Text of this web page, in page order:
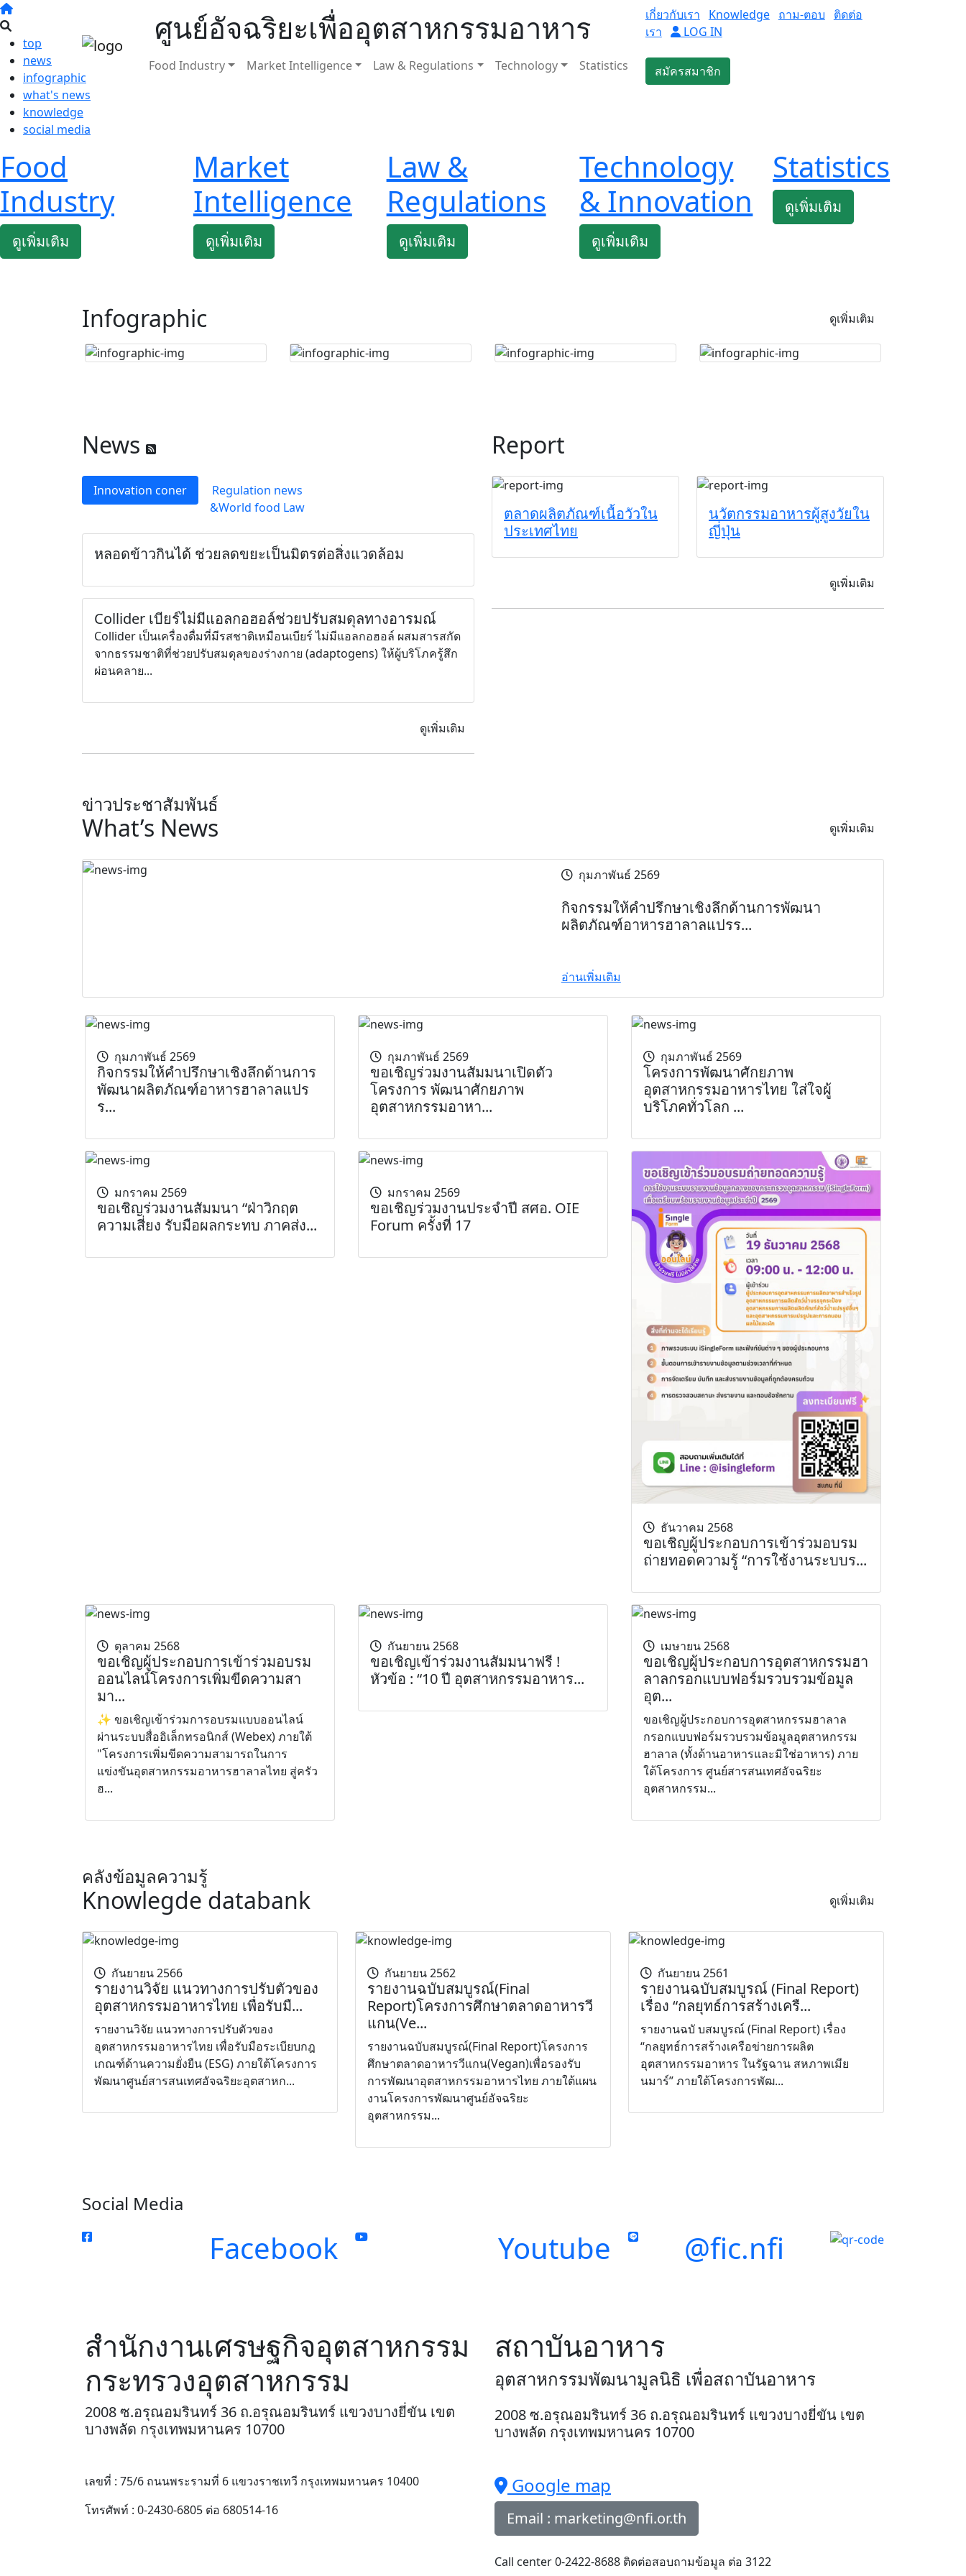
top
news
infographic
what's news
knowledge
social media
ศูนย์อัจฉริยะเพื่ออุตสาหกรรมอาหาร
Food Industry Market Intelligence Law & Regulations Technology Statistics
เกี่ยวกับเรา Knowledge ถาม-ตอบ
ติดต่อ
เรา
LOG IN
สมัครสมาชิก
Food
Industry
ดูเพิ่มเติม
Market
Intelligence
ดูเพิ่มเติม
Law &
Regulations
ดูเพิ่มเติม
Technology
& Innovation
ดูเพิ่มเติม
Statistics
ดูเพิ่มเติม
Infographic ดูเพิ่มเติม
News
Innovation coner
Regulation news
&World food Law
หลอดข้าวกินได้ ช่วยลดขยะเป็นมิตรต่อสิ่งแวดล้อม
Collider เบียร์ไม่มีแอลกอฮอล์ช่วยปรับสมดุลทางอารมณ์
Collider เป็นเครื่องดื่มที่มีรสชาติเหมือนเบียร์ ไม่มีแอลกอฮอล์ ผสมสารสกัด
จากธรรมชาติที่ช่วยปรับสมดุลของร่างกาย (adaptogens) ให้ผู้บริโภครู้สึก
ผ่อนคลาย...
ดูเพิ่มเติม
Report
ตลาดผลิตภัณฑ์เนื้อวัวใน
ประเทศไทย
นวัตกรรมอาหารผู้สูงวัยใน
ญี่ปุ่น
ดูเพิ่มเติม
ข่าวประชาสัมพันธ์
What’s News ดูเพิ่มเติม
กุมภาพันธ์ 2569
กิจกรรมให้คำปรึกษาเชิงลึกด้านการพัฒนา
ผลิตภัณฑ์อาหารฮาลาลแปรร...
อ่านเพิ่มเติม
กุมภาพันธ์ 2569
กิจกรรมให้คำปรึกษาเชิงลึกด้านการ
พัฒนาผลิตภัณฑ์อาหารฮาลาลแปร
ร...
กุมภาพันธ์ 2569
ขอเชิญร่วมงานสัมมนาเปิดตัว
โครงการ พัฒนาศักยภาพ
อุตสาหกรรมอาหา...
กุมภาพันธ์ 2569
โครงการพัฒนาศักยภาพ
อุตสาหกรรมอาหารไทย ใส่ใจผู้
บริโภคทั่วโลก ...
มกราคม 2569
ขอเชิญร่วมงานสัมมนา “ฝ่าวิกฤต
ความเสี่ยง รับมือผลกระทบ ภาคส่ง...
มกราคม 2569
ขอเชิญร่วมงานประจำปี สศอ. OIE
Forum ครั้งที่ 17
ธันวาคม 2568
ขอเชิญผู้ประกอบการเข้าร่วมอบรม
ถ่ายทอดความรู้ “การใช้งานระบบร...
ตุลาคม 2568
ขอเชิญผู้ประกอบการเข้าร่วมอบรม
ออนไลน์โครงการเพิ่มขีดความสา
มา...
✨ ขอเชิญเข้าร่วมการอบรมแบบออนไลน์
ผ่านระบบสื่ออิเล็กทรอนิกส์ (Webex) ภายใต้
"โครงการเพิ่มขีดความสามารถในการ
แข่งขันอุตสาหกรรมอาหารฮาลาลไทย สู่ครัว
ฮ...
กันยายน 2568
ขอเชิญเข้าร่วมงานสัมมนาฟรี !
หัวข้อ : “10 ปี อุตสาหกรรมอาหาร...
เมษายน 2568
ขอเชิญผู้ประกอบการอุตสาหกรรมฮา
ลาลกรอกแบบฟอร์มรวบรวมข้อมูล
อุต...
ขอเชิญผู้ประกอบการอุตสาหกรรมฮาลาล
กรอกแบบฟอร์มรวบรวมข้อมูลอุตสาหกรรม
ฮาลาล (ทั้งด้านอาหารและมิใช่อาหาร) ภาย
ใต้โครงการ ศูนย์สารสนเทศอัจฉริยะ
อุตสาหกรรม...
คลังข้อมูลความรู้
Knowlegde databank ดูเพิ่มเติม
กันยายน 2566
รายงานวิจัย แนวทางการปรับตัวของ
อุตสาหกรรมอาหารไทย เพื่อรับมื...
รายงานวิจัย แนวทางการปรับตัวของ
อุตสาหกรรมอาหารไทย เพื่อรับมือระเบียบกฎ
เกณฑ์ด้านความยั่งยืน (ESG) ภายใต้โครงการ
พัฒนาศูนย์สารสนเทศอัจฉริยะอุตสาหก...
กันยายน 2562
รายงานฉบับสมบูรณ์(Final
Report)โครงการศึกษาตลาดอาหารวี
แกน(Ve...
รายงานฉบับสมบูรณ์(Final Report)โครงการ
ศึกษาตลาดอาหารวีแกน(Vegan)เพื่อรองรับ
การพัฒนาอุตสาหกรรมอาหารไทย ภายใต้แผน
งานโครงการพัฒนาศูนย์อัจฉริยะ
อุตสาหกรรม...
กันยายน 2561
รายงานฉบับสมบูรณ์ (Final Report)
เรื่อง “กลยุทธ์การสร้างเครื...
รายงานฉบั บสมบูรณ์ (Final Report) เรื่อง
“กลยุทธ์การสร้างเครือข่ายการผลิต
อุตสาหกรรมอาหาร ในรัฐฉาน สหภาพเมีย
นมาร์” ภายใต้โครงการพัฒ...
Social Media
Facebook Youtube @fic.nfi
สำนักงานเศรษฐกิจอุตสาหกรรม
กระทรวงอุตสาหกรรม
2008 ซ.อรุณอมรินทร์ 36 ถ.อรุณอมรินทร์ แขวงบางยี่ขัน เขต
บางพลัด กรุงเทพมหานคร 10700
เลขที่ : 75/6 ถนนพระรามที่ 6 แขวงราชเทวี กรุงเทพมหานคร 10400
โทรศัพท์ : 0-2430-6805 ต่อ 680514-16
สถาบันอาหาร
อุตสาหกรรมพัฒนามูลนิธิ เพื่อสถาบันอาหาร
2008 ซ.อรุณอมรินทร์ 36 ถ.อรุณอมรินทร์ แขวงบางยี่ขัน เขต
บางพลัด กรุงเทพมหานคร 10700
Google map
Email : marketing@nfi.or.th
Call center 0-2422-8688 ติดต่อสอบถามข้อมูล ต่อ 3122